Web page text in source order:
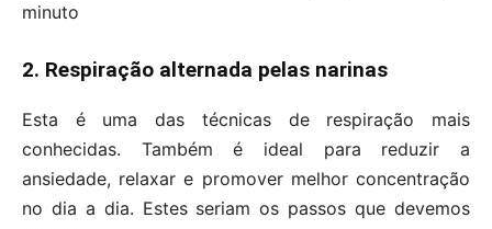
minuto
2. Respiração alternada pelas narinas
Esta é uma das técnicas de respiração mais
conhecidas. Também é ideal para reduzir a
ansiedade, relaxar e promover melhor concentração
no dia a dia. Estes seriam os passos que devemos